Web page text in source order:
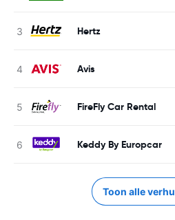
Hertz
Avis
FireFly Car Rental
Keddy By Europcar
Toon alle